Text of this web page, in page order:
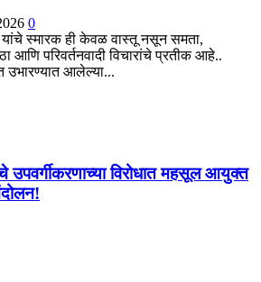
0
स्मारक ही केवळ वास्तू नसून समता,
आणि परिवर्तनवादी विचारांचे प्रतीक आहे..
उभारण्यात आलेल्या...
उपवर्गीकरणाच्या विरोधात महसूल आयुक्त